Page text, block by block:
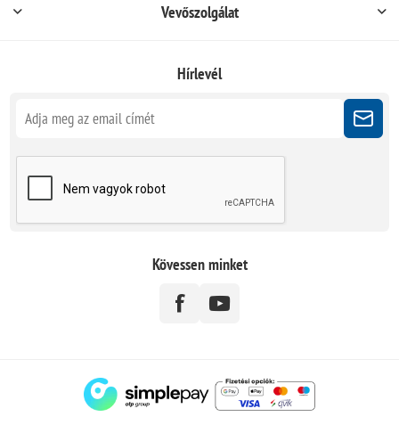
Vevőszolgálat
Hírlevél
Kövessen minket